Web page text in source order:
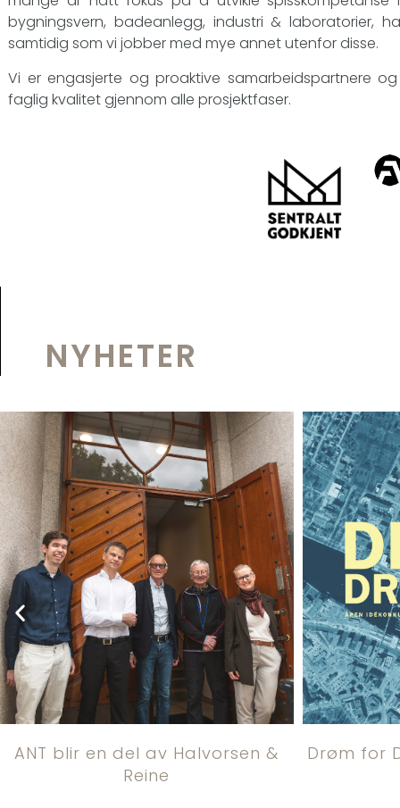
bygningsvern, badeanlegg, industri & laboratorier,
samtidig som vi jobber med mye annet utenfor disse.
Vi er engasjerte og proaktive samarbeidspartnere
faglig kvalitet gjennom alle prosjektfaser.
NYHETER
ANT blir en del av Halvorsen &
Reine​
Drøm for